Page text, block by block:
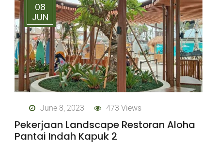
08
JUN
June 8, 2023 473 Views
Pekerjaan Landscape Restoran Aloha
Pantai Indah Kapuk 2